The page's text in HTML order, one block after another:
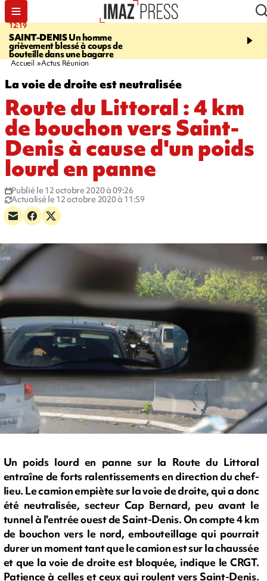
12:19
SAINT-DENISUn homme
grièvement blessé à coups de
bouteille dans une bagarre
20:01
A RETENIR CE SOIR
travail, bagarre à la
Accueil Actus Réunion
La voie de droite est neutralisée
Route du Littoral : 4 km
de bouchon vers Saint-
Denis à cause d'un poids
lourd en panne
Publié le 12 octobre 2020 à 09:26
Actualisé le 12 octobre 2020 à 11:59
Un poids lourd en panne sur la Route du Littoral
entraîne de forts ralentissements en direction du chef-
lieu. Le camion empiète sur la voie de droite, qui a donc
été neutralisée, secteur Cap Bernard, peu avant le
tunnel à l'entrée ouest de Saint-Denis. On compte 4 km
de bouchon vers le nord, embouteillage qui pourrait
durer un moment tant que le camion est sur la chaussée
et que la voie de droite est bloquée, indique le CRGT.
Patience à celles et ceux qui roulent vers Saint-Denis.